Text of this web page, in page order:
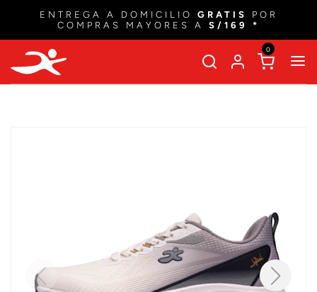
ENTREGA A DOMICILIO GRATIS
POR
COMPRAS MAYORES A S/169 *
0